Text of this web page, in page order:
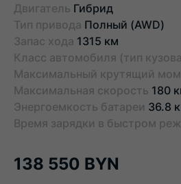
Двигатель Гибрид
Тип привода Полный (AWD)
Запас хода 1315 км
Класс автомобиля (тип
Максимальный крутящий
Максимальная скорость 180
Энергоемкость батареи 36.8
Время зарядки в быстром
138 550 BYN